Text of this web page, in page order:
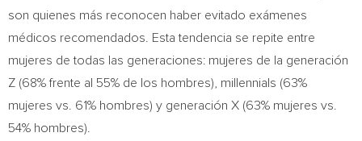
son quienes más reconocen haber evitado exámenes
médicos recomendados. Esta tendencia se repite entre
mujeres de todas las generaciones: mujeres de la generación
Z (68% frente al 55% de los hombres), millennials (63%
mujeres vs. 61% hombres) y generación X (63% mujeres vs.
54% hombres).